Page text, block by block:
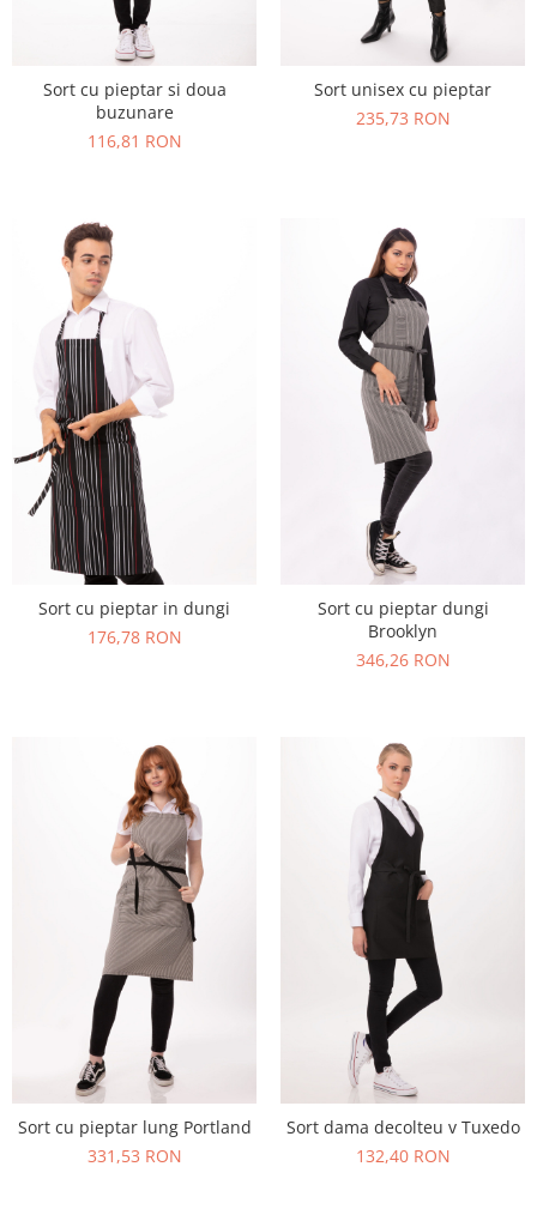
Sort cu pieptar si doua
buzunare
116,81 RON
Sort unisex cu pieptar
235,73 RON
Sort cu pieptar in dungi
176,78 RON
Sort cu pieptar dungi
Brooklyn
346,26 RON
Sort cu pieptar lung Portland
331,53 RON
Sort dama decolteu v Tuxedo
132,40 RON